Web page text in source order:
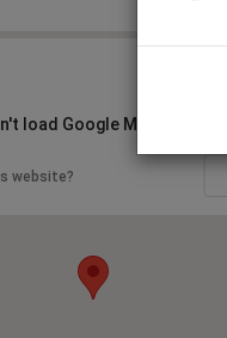
load Google Maps
website?